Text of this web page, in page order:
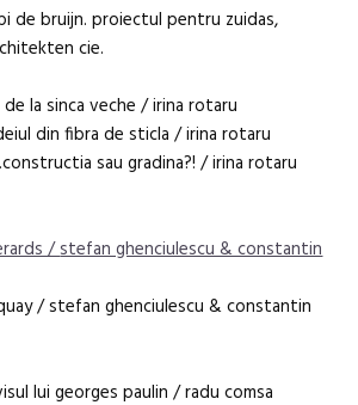
de bruijn. proiectul pentru zuidas,
cie.
la sinca veche / irina rotaru
din fibra de sticla / irina rotaru
sau gradina?! / irina rotaru
/stefan ghenciulescu & constantin
/ stefan ghenciulescu & constantin
lui georges paulin / radu comsa